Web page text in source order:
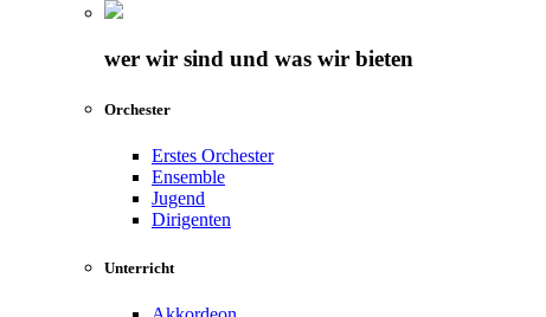
wer wir sind und was wir bieten
Orchester
Erstes Orchester
Ensemble
Jugend
Dirigenten
Unterricht